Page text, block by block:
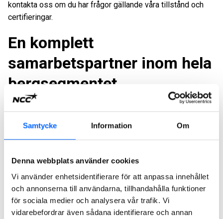
Samtycke Information Om
Denna webbplats använder cookies
Vi använder enhetsidentifierare för att anpassa innehållet
och annonserna till användarna, tillhandahålla funktioner
för sociala medier och analysera vår trafik. Vi
vidarebefordrar även sådana identifierare och annan
kontakta oss om du har frågor gällande våra tillstånd och
certifieringar.
En komplett
samarbetspartner inom hela
bergsegmentet
Genom att filma varje sprängsalva med drönare upprepar vi
sprängjournaler drar vi värdefulla insikter kring hur vi kan
utveckla vårt erbjudande ytterligare. Med oss får du en
i framkant när det gäller sprängning, säkerhet och miljö.
Vill du ha en offert på
bergsprängning och borrning?